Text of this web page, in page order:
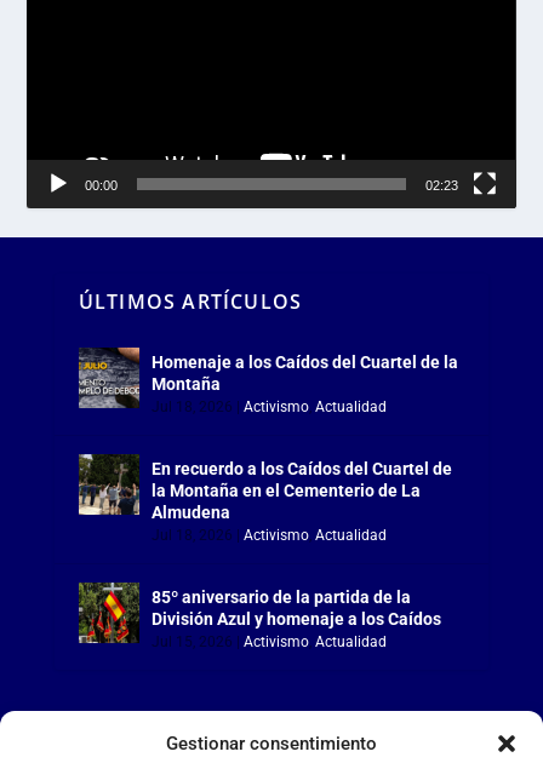
Gestionar consentimiento
00:00 02:23
ÚLTIMOS ARTÍCULOS
Homenaje a los Caídos del Cuartel de la
Montaña
Jul 18, 2026 Activismo, Actualidad
En recuerdo a los Caídos del Cuartel de
la Montaña en el Cementerio de La
Almudena
Jul 18, 2026 Activismo, Actualidad
85º aniversario de la partida de la
División Azul y homenaje a los Caídos
Jul 15, 2026 Activismo, Actualidad